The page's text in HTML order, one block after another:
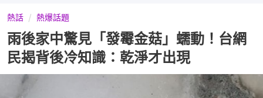
熱話 熱爆話題
雨後家中驚見「發霉金菇」蠕動！台網
民揭背後冷知識：乾淨才出現